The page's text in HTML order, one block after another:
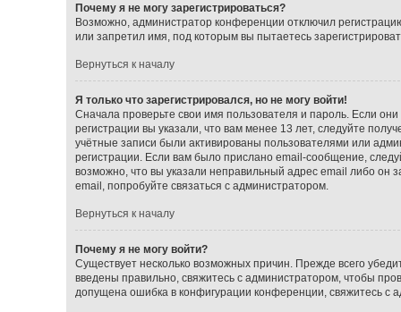
Почему я не могу зарегистрироваться?
Возможно, администратор конференции отключил
или запретил имя, под которым вы пытаетесь
Вернуться к началу
Я только что зарегистрировался, но не могу войти!
Сначала проверьте свои имя пользователя и пароль. Если
регистрации вы указали, что вам менее 13 лет, следуйте
учётные записи были активированы пользователями или
регистрации. Если вам было прислано email-сообщение,
возможно, что вы указали неправильный адрес email либо он
email, попробуйте связаться с администратором.
Вернуться к началу
Почему я не могу войти?
Существует несколько возможных причин. Прежде всего
введены правильно, свяжитесь с администратором, чтобы
допущена ошибка в конфигурации конференции, свяжитесь с